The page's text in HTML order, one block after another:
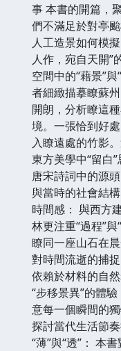
事 本書的開篇，
們不滿足於對亭
人工造景如何模
人作，宛自天開”
空間中的“藉景”
者細緻描摹瞭蘇
開朗，分析瞭這
境。一張恰到好
入瞭遠處的竹影
東方美學中“留白
唐宋詩詞中的源
與當時的社會結
時間感： 與西方
林更注重“過程”
瞭同一座山石在
對時間流逝的捕
依賴於材料的自
“步移景異”的體
意每一個瞬間的
探討當代生活節
“薄”與“透”： 本